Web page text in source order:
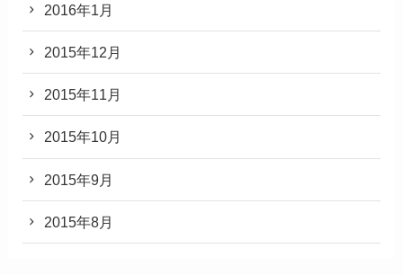
2016年1月
2015年12月
2015年11月
2015年10月
2015年9月
2015年8月